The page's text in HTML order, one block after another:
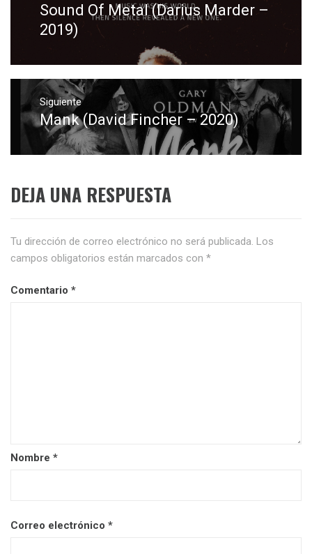
entradas
Entrada
anterior:
Sound Of Metal (Darius Marder –
2019)
Siguiente
Entrada
siguiente:
Mank (David Fincher – 2020)
DEJA UNA RESPUESTA
Tu dirección de correo electrónico no será publicada. Los
campos obligatorios están marcados con *
Comentario *
Nombre *
Correo electrónico *